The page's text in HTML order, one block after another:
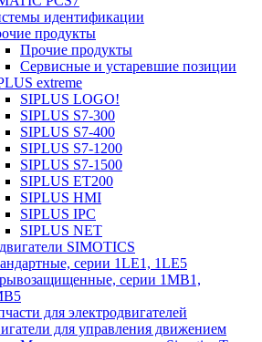
идентификации
продукты
Прочие продукты
Сервисные и устаревшие позиции
extreme
SIPLUS LOGO!
SIPLUS S7-300
SIPLUS S7-400
SIPLUS S7-1200
SIPLUS S7-1500
SIPLUS ET200
SIPLUS HMI
SIPLUS IPC
SIPLUS NET
SIMOTICS
серии 1LE1, 1LE5
серии 1MB1,
для электродвигателей
для управления движением